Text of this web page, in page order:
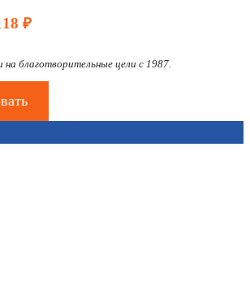
₽
благотворительные цели с 1987.